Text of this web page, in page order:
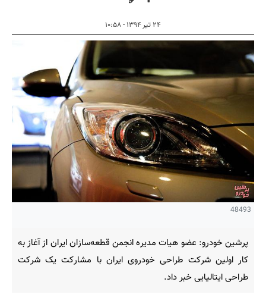
۲۴ تیر ۱۳۹۴ - ۱۰:۵۸
48493
پرشین خودرو: عضو هیات مدیره انجمن قطعه‌سازان ایران از آغاز به
کار اولین شرکت طراحی خودروی ایران با مشارکت یک شرکت
طراحی ایتالیایی خبر داد.